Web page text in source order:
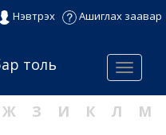
Нэвтрэх Ашиглах заавар
Menu
толь
Ж З И К Л
М